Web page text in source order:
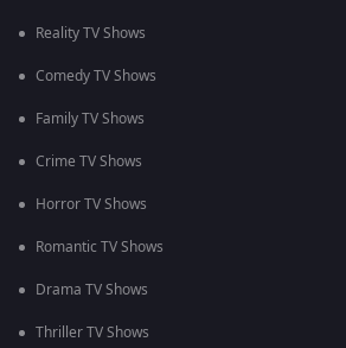
Reality TV Shows
Comedy TV Shows
Family TV Shows
Crime TV Shows
Horror TV Shows
Romantic TV Shows
Drama TV Shows
Thriller TV Shows